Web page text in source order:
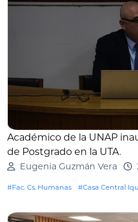
Académico de la UNAP
de Postgrado en la UTA.
Eugenia Guzmán Vera
#Fac. Cs. Humanas #Casa Central